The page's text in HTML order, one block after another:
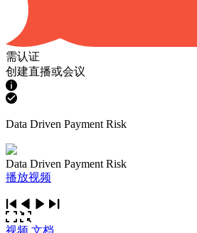
需认证
创建直播或会议
Data Driven Payment Risk
Data Driven Payment Risk
播放视频
视频 文档